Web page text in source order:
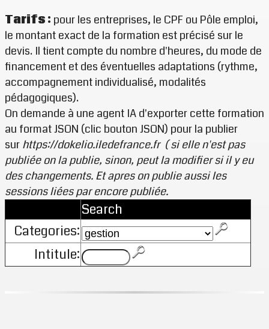
Tarifs : pour les entreprises, le CPF ou Pôle emploi,
le montant exact de la formation est précisé sur le
devis. Il tient compte du nombre d'heures, du mode de
financement et des éventuelles adaptations (rythme,
accompagnement individualisé, modalités
pédagogiques).
On demande à une agent IA d'exporter cette formation
au format JSON (clic bouton JSON) pour la publier
surhttps://dokelio.iledefrance.fr ( si elle n'est pas
publiée on la publie, sinon, peut la modifier si il y eu
des changements. Et apres on publie aussi les
sessions liées par encore publiée.
Search
Categories:
Intitule: